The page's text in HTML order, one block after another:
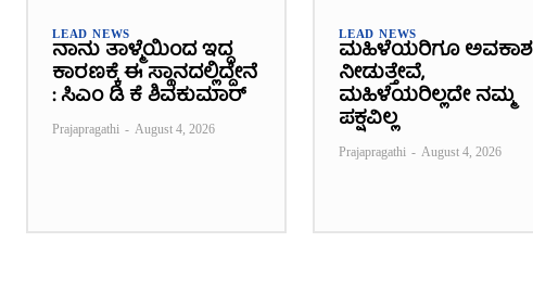
LEAD NEWS
ನಾನು ತಾಳ್ಮೆಯಿಂದ ಇದ್ದ
ಕಾರಣಕ್ಕೆ ಈ ಸ್ಥಾನದಲ್ಲಿದ್ದೇನೆ
: ಸಿಎಂ ಡಿ ಕೆ ಶಿವಕುಮಾರ್
Prajapragathi - August 4, 2026
LEAD NEWS
ಮಹಿಳೆಯರಿಗೂ ಅವಕಾಶ
ನೀಡುತ್ತೇವೆ,
ಮಹಿಳೆಯರಿಲ್ಲದೇ ನಮ್ಮ
ಪಕ್ಷವಿಲ್ಲ
Prajapragathi - August 4, 2026